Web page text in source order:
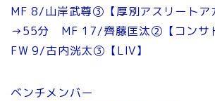
MF 8/山岸武尊③【厚別アスリートア
→55分 MF 17/齊藤匡汰②【コンサド
FW 9/古内洸太③【LIV】
ベンチメンバー